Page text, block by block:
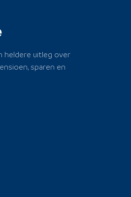
heldere uitleg over
sparen en